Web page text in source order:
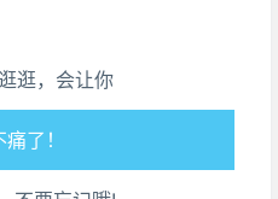
逛，会让你
劲了！
了！